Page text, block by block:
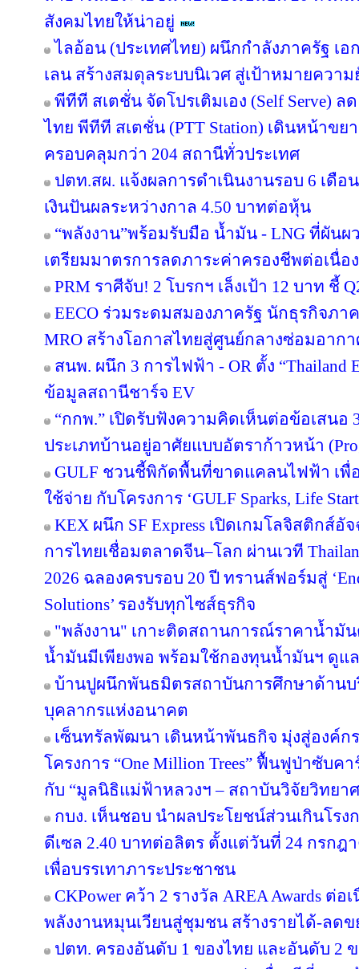
สังคมไทยให้น่าอยู่
ไลอ้อน (ประเทศไทย) ผนึกกำลังภาครัฐ
เลน สร้างสมดุลระบบนิเวศ สู่เป้าหมายความ
พีทีที สเตชั่น จัดโปรเติมเอง (Self Serve)
ไทย พีทีที สเตชั่น (PTT Station) เดินหน้าขยา
ครอบคลุมกว่า 204 สถานีทั่วประเทศ
ปตท.สผ. แจ้งผลการดำเนินงานรอบ 6 เดือ
เงินปันผลระหว่างกาล 4.50 บาทต่อหุ้น
“พลังงาน”พร้อมรับมือ น้ำมัน - LNG ที่ผันผ
เตรียมมาตรการลดภาระค่าครองชีพต่อเนื่อง
PRM ราศีจับ! 2 โบรกฯ เล็งเป้า 12 บาท ชี้
EECO ร่วมระดมสมองภาครัฐ นักธุรกิจภ
MRO สร้างโอกาสไทยสู่ศูนย์กลางซ่อมอาก
สนพ. ผนึก 3 การไฟฟ้า - OR ตั้ง “Thailand
ข้อมูลสถานีชาร์จ EV
“กกพ.” เปิดรับฟังความคิดเห็นต่อข้อเสน
ประเภทบ้านอยู่อาศัยแบบอัตราก้าวหน้า
GULF ชวนชี้พิกัดพื้นที่ขาดแคลนไฟฟ้า เพื่
ใช้จ่าย กับโครงการ ‘GULF Sparks, Life
KEX ผนึก SF Express เปิดเกมโลจิสติกส์
การไทยเชื่อมตลาดจีน–โลก ผ่านเวที
2026 ฉลองครบรอบ 20 ปี ทรานส์ฟอร์มสู่
Solutions’ รองรับทุกไซส์ธุรกิจ
"พลังงาน" เกาะติดสถานการณ์ราคาน้ำมั
น้ำมันมีเพียงพอ พร้อมใช้กองทุนน้ำมันฯ ดูแ
บ้านปูผนึกพันธมิตรสถาบันการศึกษาด้าน
บุคลากรแห่งอนาคต
เซ็นทรัลพัฒนา เดินหน้าพันธกิจ มุ่งสู่องค์กร
โครงการ “One Million Trees” ฟื้นฟูป่าซับค
กับ “มูลนิธิแม่ฟ้าหลวงฯ – สถาบันวิจัยวิทยา
กบง. เห็นชอบ นำผลประโยชน์ส่วนเกินโร
ดีเซล 2.40 บาทต่อลิตร ตั้งแต่วันที่ 24 กรกฎ
เพื่อบรรเทาภาระประชาชน
CKPower คว้า 2 รางวัล AREA Awards ต่
พลังงานหมุนเวียนสู่ชุมชน สร้างรายได้-ลดข
ปตท. ครองอันดับ 1 ของไทย และอันดับ 2